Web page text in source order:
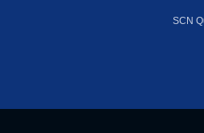
SCN